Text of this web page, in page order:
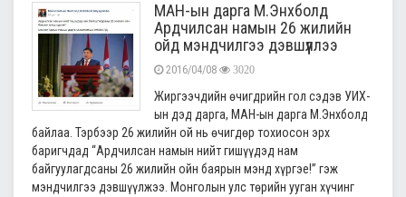
МАН-ын дарга М.Энхболд
Ардчилсан намын 26 жилийн
ойд мэндчилгээ дэвшүүллээ
2016/04/08 3020
Жиргээчдийн өчигдрийн гол сэдэв УИХ-
ын дэд дарга, МАН-ын дарга М.Энхболд
байлаа. Тэрбээр 26 жилийн ой нь өчигдөр тохиосон эрх
баригчдад “Ардчилсан намын нийт гишүүдэд нам
байгуулагдсаны 26 жилийн ойн баярын мэнд хүргэе!” гэж
мэндчилгээ дэвшүүлжээ. Монголын улс төрийн ууган хүчинг